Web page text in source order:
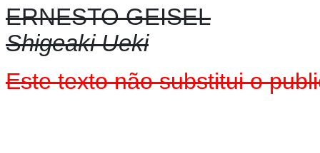
ERNESTO GEISEL
Shigeaki Ueki
Este texto não substitui o